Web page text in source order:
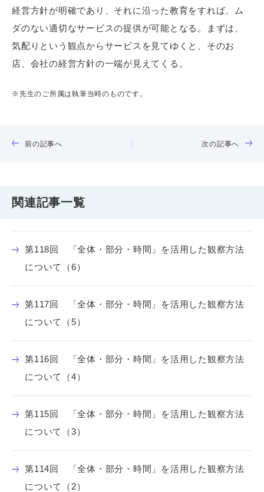
経営方針が明確であり、それに沿った教育をすれば、ム
ダのない適切なサービスの提供が可能となる。まずは、
気配りという観点からサービスを見てゆくと、そのお
店、会社の経営方針の一端が見えてくる。
※先生のご所属は執筆当時のものです。
前の記事へ 次の記事へ
関連記事一覧
第118回 「全体・部分・時間」を活用した観察方法
について（6）
第117回 「全体・部分・時間」を活用した観察方法
について（5）
第116回 「全体・部分・時間」を活用した観察方法
について（4）
第115回 「全体・部分・時間」を活用した観察方法
について（3）
第114回 「全体・部分・時間」を活用した観察方法
について（2）